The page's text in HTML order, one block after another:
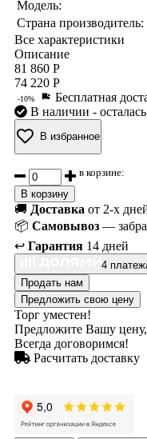
Модель:
Страна производитель:
Все характеристики
Описание
81 860 Р
74 220 Р
-10%
Бесплатная
В наличии -
В избранное
в корзине:
В корзину
🚚 Доставка от 2-х
📦 Самовывоз —
↩️ Гарантия 14 дней
4
Продать нам
Предложить свою цену
Торг уместен!
Предложите Вашу
Всегда договоримся!
Расчитать доставку